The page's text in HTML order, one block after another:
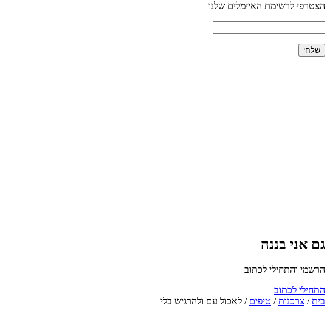
הצטרפי לרשימת האיימלים שלנו
גם אני בננה
הרשמי והתחילי לכתוב
התחילי לכתוב
בית/ צרכנות/ טיפים / לאכול עם ולהרגיש בלי